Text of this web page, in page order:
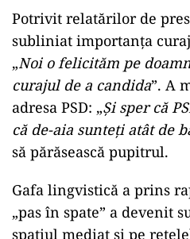
Potrivit relatărilor de
subliniat importanța
„Noi o felicităm pe
curajul de a candida”. A
adresa PSD: „Și sper că
că de-aia sunteți atât de
să părăsească pupitrul.
Gafa lingvistică a prins
„pas în spate” a devenit
spațiul mediat și pe